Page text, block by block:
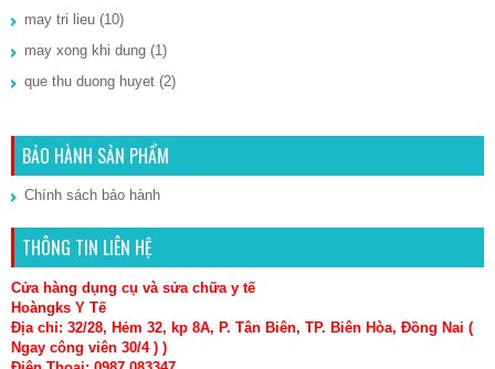
may tri lieu (10)
may xong khi dung (1)
que thu duong huyet (2)
BẢO HÀNH SẢN PHẨM
Chính sách bảo hành
THÔNG TIN LIÊN HỆ
Cửa hàng dụng cụ và sửa chữa y tế
Hoàngks Y Tế
Địa chỉ: 32/28, Hẻm 32, kp 8A, P. Tân Biên, TP. Biên Hòa, Đồng Nai (
Ngay công viên 30/4 ) )